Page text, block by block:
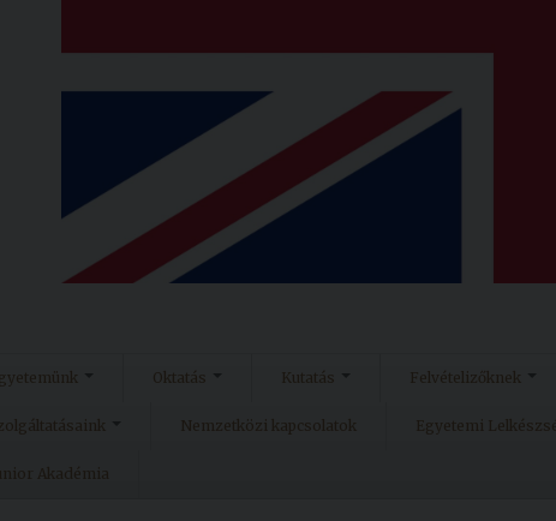
Oktatás Kutatás Felvételizőknek
Nemzetközi kapcsolatok Egyetemi
Akadémia